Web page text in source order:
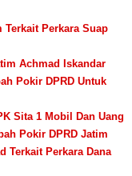
Terkait Perkara Suap
Achmad Iskandar
Pokir DPRD Untuk
Sita 1 Mobil Dan Uang
Pokir DPRD Jatim
Terkait Perkara Dana